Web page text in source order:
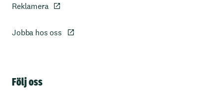
Reklamera
Jobba hos oss
Följ oss